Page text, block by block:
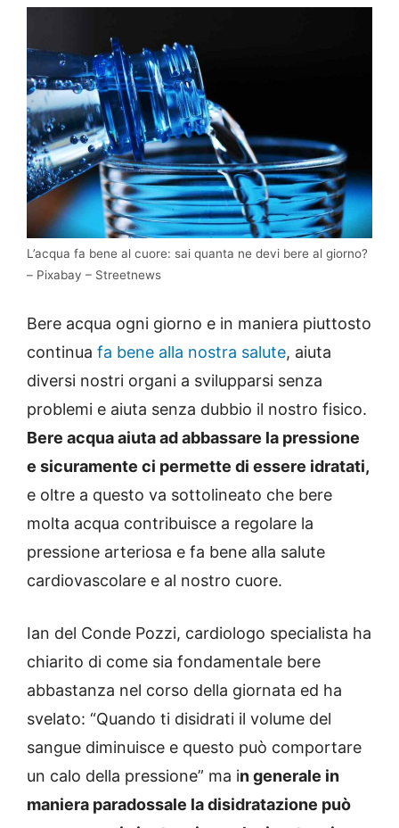
L’acqua fa bene al cuore: sai quanta ne devi bere al giorno?
– Pixabay – Streetnews
Bere acqua ogni giorno e in maniera piuttosto
continua fa bene alla nostra salute, aiuta
diversi nostri organi a svilupparsi senza
problemi e aiuta senza dubbio il nostro fisico.
Bere acqua aiuta ad abbassare la pressione
e sicuramente ci permette di essere idratati,
e oltre a questo va sottolineato che bere
molta acqua contribuisce a regolare la
pressione arteriosa e fa bene alla salute
cardiovascolare e al nostro cuore.
Ian del Conde Pozzi, cardiologo specialista ha
chiarito di come sia fondamentale bere
abbastanza nel corso della giornata ed ha
svelato: “Quando ti disidrati il volume del
sangue diminuisce e questo può comportare
un calo della pressione” ma in generale in
maniera paradossale la disidratazione può